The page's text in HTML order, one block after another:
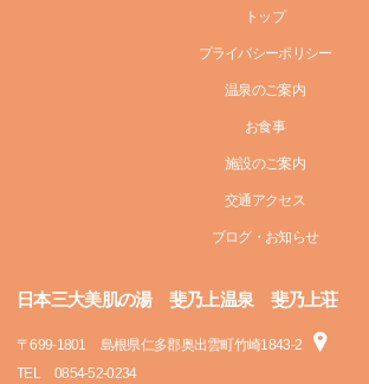
トップ
プライバシーポリシー
温泉のご案内
お食事
施設のご案内
交通アクセス
ブログ・お知らせ
日本三大美肌の湯 斐乃上温泉 斐乃上荘
〒699-1801
島根県仁多郡奥出雲町竹崎1843-2
TEL
0854-52-0234